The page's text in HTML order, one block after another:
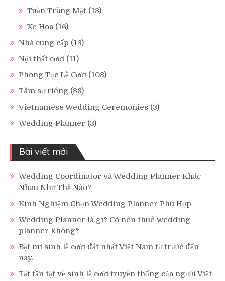
Tuần Trăng Mật (13)
Xe Hoa (16)
Nhà cung cấp (13)
Nội thất cưới (11)
Phong Tục Lễ Cưới (108)
Tâm sự riêng (38)
Vietnamese Wedding Ceremonies (3)
Wedding Planner (3)
Bài viết mới
Wedding Coordinator và Wedding Planner Khác
Nhau Như Thế Nào?
Kinh Nghiệm Chọn Wedding Planner Phù Hợp
Wedding Planner là gì? Có nên thuê wedding
planner không?
Bật mí sính lễ cưới đắt nhất Việt Nam từ trước đến
nay.
Tất tần tật về sính lễ cưới truyền thống của người Việt